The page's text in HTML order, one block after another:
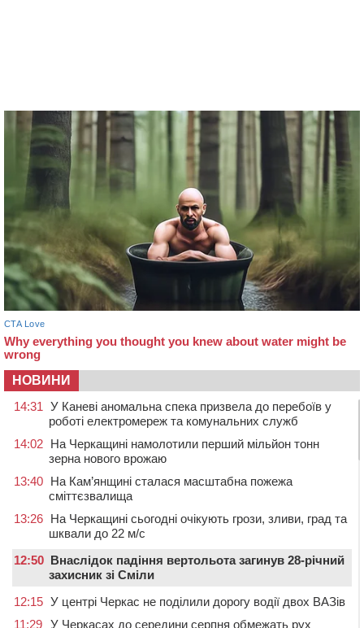
НОВИНИ
14:31 У Каневі аномальна спека призвела до перебоїв у
роботі електромереж та комунальних служб
14:02 На Черкащині намолотили перший мільйон тонн
зерна нового врожаю
13:40 На Кам’янщині сталася масштабна пожежа
сміттєзвалища
13:26 На Черкащині сьогодні очікують грози, зливи, град та
шквали до 22 м/с
12:50 Внаслідок падіння вертольота загинув 28-річний
захисник зі Сміли
12:15 У центрі Черкас не поділили дорогу водії двох ВАЗів
11:29 У Черкасах до середини серпня обмежать рух